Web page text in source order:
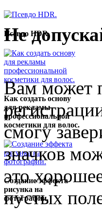
Псевдо HDR.
Как создать основу
для рекламы
профессиональной
косметики для волос.
Создание эффекта
рисунка на
фотографии.
Не
Вам может
смогу
значков
это
пустых